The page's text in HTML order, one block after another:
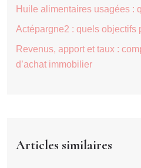
Huile alimentaires usagées :
Actépargne2 : quels objectifs
Revenus, apport et taux :
d’achat immobilier
Articles similaires